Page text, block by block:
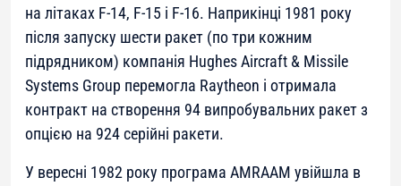
на літаках F-14, F-15 і F-16. Наприкінці 1981 року
після запуску шести ракет (по три кожним
підрядником) компанія Hughes Aircraft & Missile
Systems Group перемогла Raytheon і отримала
контракт на створення 94 випробувальних ракет з
опцією на 924 серійні ракети.
У вересні 1982 року програма AMRAAM увійшла в